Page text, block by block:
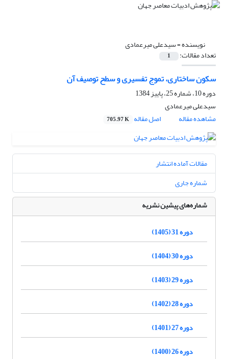
نویسنده =سیدعلى میرعمادى
تعداد مقالات: 1
سکون ساختاری، تموج تفسیری و سطح توصیف آن
دوره 10، شماره 25، پاییز 1384
سیدعلى میرعمادى
مشاهده مقاله
اصل مقاله 705.97 K
مقالات آماده انتشار
شماره جاری
شماره‌های پیشین نشریه
دوره 31 (1405)
دوره 30 (1404)
دوره 29 (1403)
دوره 28 (1402)
دوره 27 (1401)
دوره 26 (1400)